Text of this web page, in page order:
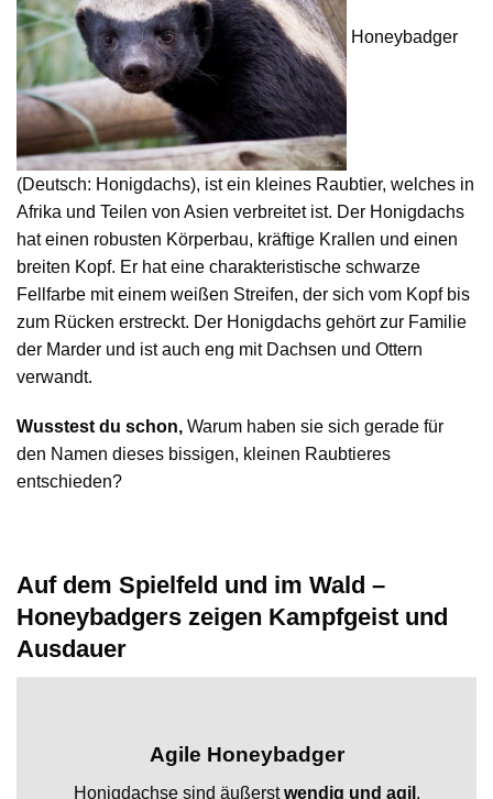
Honeybadger
(Deutsch: Honigdachs), ist ein kleines Raubtier, welches in
Afrika und Teilen von Asien verbreitet ist. Der Honigdachs
hat einen robusten Körperbau, kräftige Krallen und einen
breiten Kopf. Er hat eine charakteristische schwarze
Fellfarbe mit einem weißen Streifen, der sich vom Kopf bis
zum Rücken erstreckt. Der Honigdachs gehört zur Familie
der Marder und ist auch eng mit Dachsen und Ottern
verwandt.
Wusstest du schon, Warum haben sie sich gerade für
den Namen dieses bissigen, kleinen Raubtieres
entschieden?
Auf dem Spielfeld und im Wald –
Honeybadgers zeigen Kampfgeist und
Ausdauer
Agile Honeybadger
Honigdachse sind äußerstwendig und agil .